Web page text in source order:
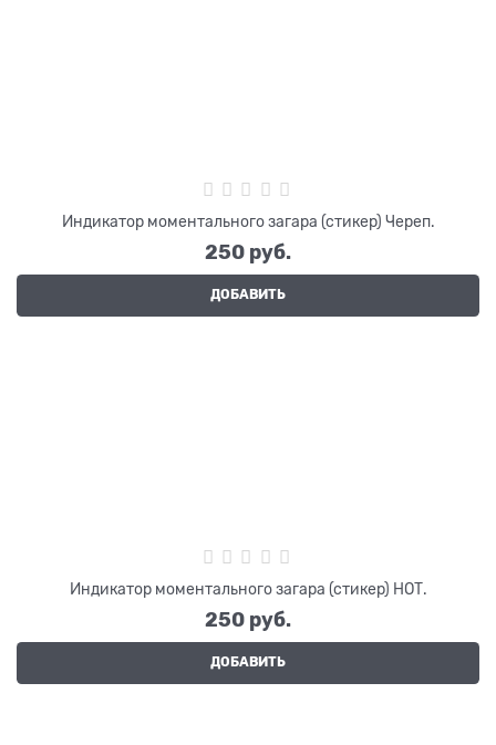
Индикатор моментального загара (стикер) Череп.
250 руб.
ДОБАВИТЬ
Индикатор моментального загара (стикер) НОТ.
250 руб.
ДОБАВИТЬ